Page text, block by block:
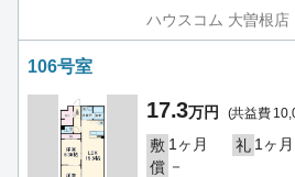
ハウスコム 大曽根店
106号室
17.3万円 (共益費
敷 1ヶ月 礼 1ヶ月
償 －